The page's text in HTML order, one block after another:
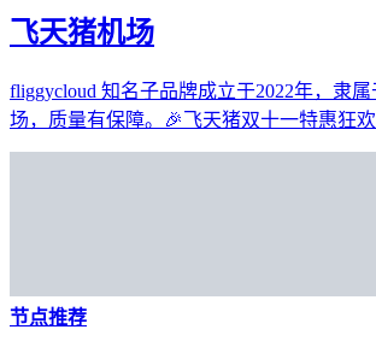
飞天猪机场
fliggycloud 知名子品牌成立于2022年，隶
场，质量有保障。🎉飞天猪双十一特惠狂欢
节点推荐